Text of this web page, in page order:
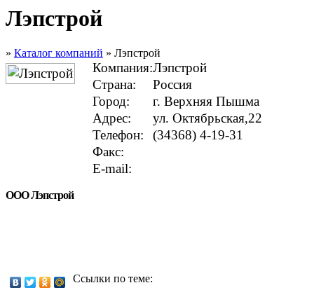
Лэпстрой
» Каталог компаний » Лэпстрой
Компания:Лэпстрой
Страна:
Россия
Город:
г. Верхняя Пышма
Адрес:
ул. Октябрьская,22
Телефон:
(34368) 4-19-31
Факс:
E-mail:
ООО Лэпстрой
Ссылки по теме: